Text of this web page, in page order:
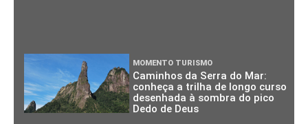
MOMENTO TURISMO
Caminhos da Serra do Mar:
conheça a trilha de longo curso
desenhada à sombra do pico
Dedo de Deus